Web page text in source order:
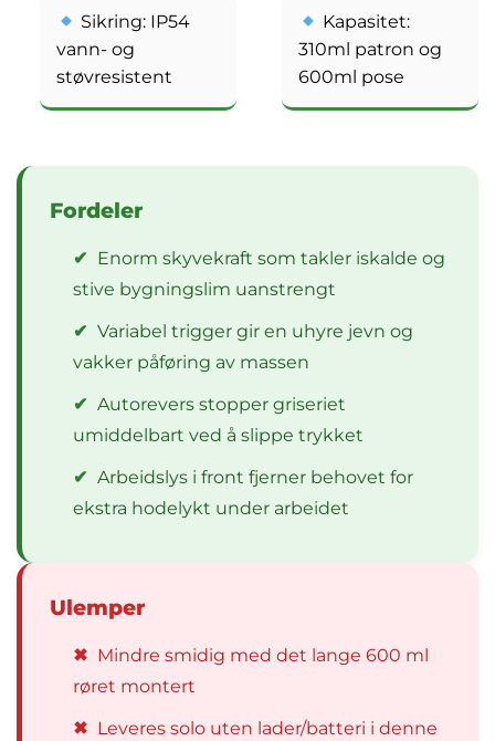
Sikring: IP54
vann- og
støvresistent
Kapasitet:
310ml patron og
600ml pose
Fordeler
✔ Enorm skyvekraft som takler iskalde og
stive bygningslim uanstrengt
✔ Variabel trigger gir en uhyre jevn og
vakker påføring av massen
✔ Autorevers stopper griseriet
umiddelbart ved å slippe trykket
✔ Arbeidslys i front fjerner behovet for
ekstra hodelykt under arbeidet
Ulemper
✖ Mindre smidig med det lange 600 ml
røret montert
✖ Leveres solo uten lader/batteri i denne